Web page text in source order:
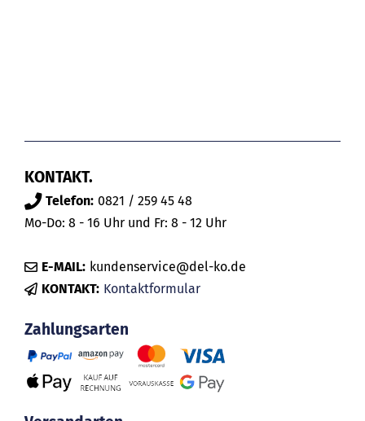
KONTAKT.
Telefon: 0821 / 259 45 48
Mo-Do: 8 - 16 Uhr und Fr: 8 - 12 Uhr
E-MAIL: kundenservice@del-ko.de
KONTAKT: Kontaktformular
Zahlungsarten